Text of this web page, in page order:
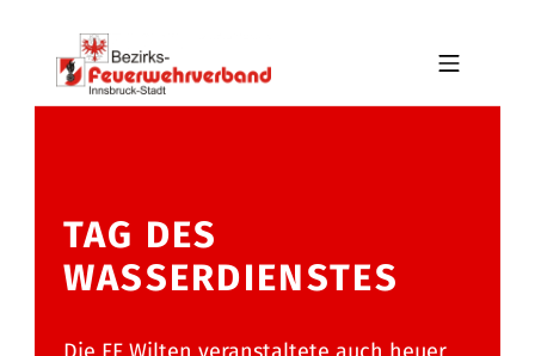
Skip to main navigation
Skip to main content
Skip to footer
BFV INNSBRUCK-STADT
TAG DES
WASSERDIENSTES